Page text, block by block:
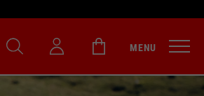
MENU